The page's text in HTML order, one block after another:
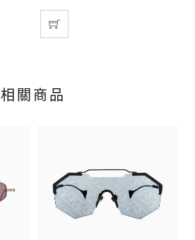
相關商品